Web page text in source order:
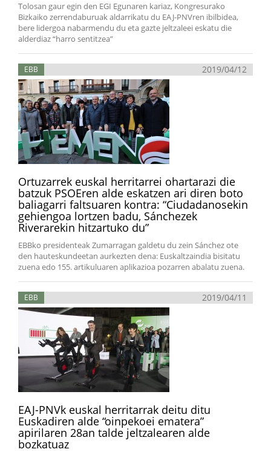
Tolosan gaur egin den EGI Egunaren kariaz, Kongresurako
Bizkaiko zerrendaburuak aldarrikatu du EAJ-PNVren ibilbidea,
bere lidergoa nabarmendu du eta gazte jeltzaleei eskatu die
alderdiaz “harro sentitzea”
EBB 2019/04/12
Ortuzarrek euskal herritarrei ohartarazi die
batzuk PSOEren alde eskatzen ari diren boto
baliagarri faltsuaren kontra: “Ciudadanosekin
gehiengoa lortzen badu, Sánchezek
Riverarekin hitzartuko du”
EBBko presidenteak Zumarragan galdetu du zein Sánchez ote
den hauteskundeetan aurkezten dena: Euskaltzaindia bisitatu
zuena edo 155. artikuluaren aplikazioa pozarren abalatu zuena.
EBB 2019/04/11
EAJ-PNVk euskal herritarrak deitu ditu
Euskadiren alde “oinpekoei ematera”
apirilaren 28an talde jeltzalearen alde
bozkatuaz